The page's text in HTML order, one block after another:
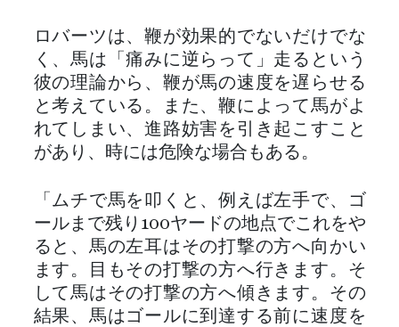
ロバーツは、鞭が効果的でないだけでな
く、馬は「痛みに逆らって」走るという
彼の理論から、鞭が馬の速度を遅らせる
と考えている。また、鞭によって馬がよ
れてしまい、進路妨害を引き起こすこと
があり、時には危険な場合もある。
「ムチで馬を叩くと、例えば左手で、ゴ
ールまで残り100ヤードの地点でこれをや
ると、馬の左耳はその打撃の方へ向かい
ます。目もその打撃の方へ行きます。そ
して馬はその打撃の方へ傾きます。その
結果、馬はゴールに到達する前に速度を